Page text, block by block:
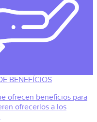
BENEFÍCIOS
ofrecen beneficios para
ofrecerlos a los